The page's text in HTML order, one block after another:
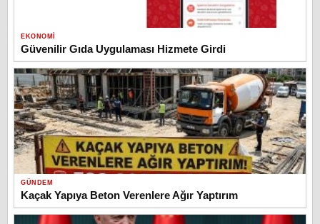
EKONOMI
Güvenilir Gıda Uygulaması Hizmete Girdi
GÜNDEM
Kaçak Yapıya Beton Verenlere Ağır Yaptırım